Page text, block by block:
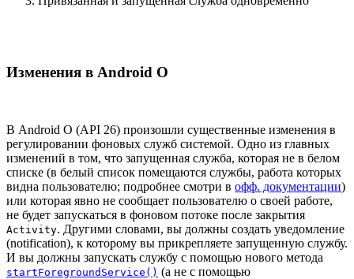
Изменения в Android O
В Android O (API 26) произошли существенные изменения в
регулировании фоновых служб системой. Одно из главных
изменений в том, что запущенная служба, которая не в белом
списке (в белый список помещаются службы, работа которых
видна пользователю; подробнее смотри в офф. документации)
или которая явно не сообщает пользователю о своей работе,
не будет запускаться в фоновом потоке после закрытия
Activity. Другими словами, вы должны создать уведомление
(notification), к которому вы прикрепляете запущенную службу.
И вы должны запускать службу с помощью нового метода
startForegroundService() (а не с помощью